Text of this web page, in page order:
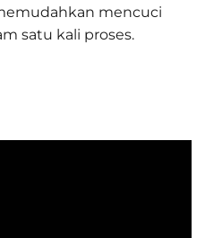
mencuci
satu kali proses.